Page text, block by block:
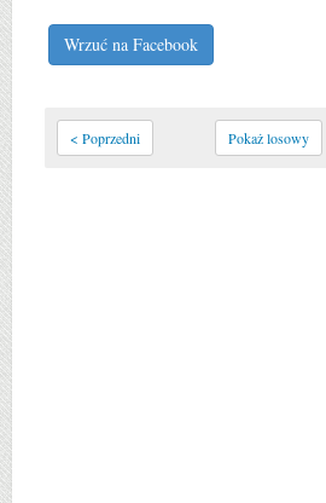
Wrzuć na Facebook
< Poprzedni Pokaż losowy